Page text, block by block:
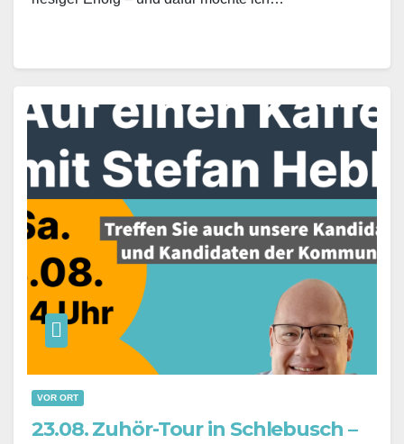
VOR ORT
23.08. Zuhör-Tour in Schlebusch –